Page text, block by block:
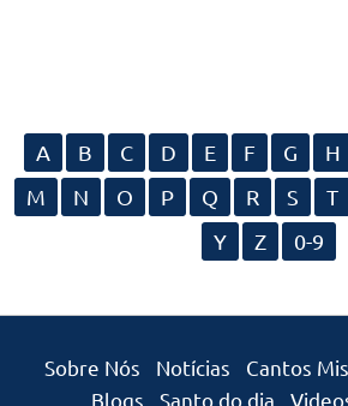
A B C D E F G H
M
N O P Q R S T
Y
Z 0-9
Sobre Nós Notícias Cantos
Blogs
Santo do dia